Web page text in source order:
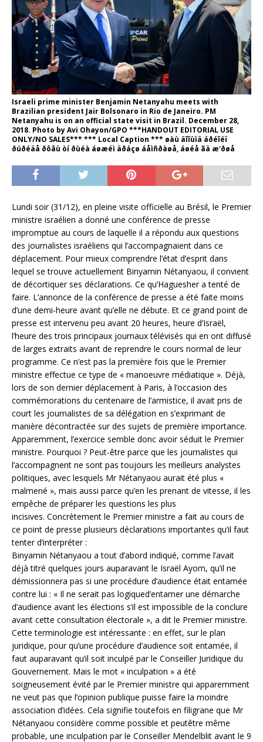
Israeli prime minister Benjamin Netanyahu meets with
Brazilian president Jair Bolsonaro in Rio de Janeiro. PM
Netanyahu is on an official state visit in Brazil. December 28,
2018. Photo by Avi Ohayon/GPO ***HANDOUT EDITORIAL USE
ONLY/NO SALES*** *** Local Caption *** øàù äîîùìä áðéîéï
ðúðéäå ðôâù òí ðùéà áøæéì äðáçø áåìñðàøå, áøéå ãä æ'ðøå
Lundi soir (31/12), en pleine visite officielle au Brésil, le Premier
ministre israélien a donné une conférence de presse
impromptue au cours de laquelle il a répondu aux questions
des journalistes israéliens qui l’accompagnaient dans ce
déplacement. Pour mieux comprendre l’état d’esprit dans
lequel se trouve actuellement Binyamin Nétanyaou, il convient
de décortiquer ses déclarations. Ce qu’Haguesher a tenté de
faire. L’annonce de la conférence de presse a été faite moins
d’une demi-heure avant qu’elle ne débute. Et ce grand point de
presse est intervenu peu avant 20 heures, heure d’Israël,
l’heure des trois principaux journaux télévisés qui en ont diffusé
de larges extraits avant de reprendre le cours normal de leur
programme. Ce n’est pas la première fois que le Premier
ministre effectue ce type de « manoeuvre médiatique ». Déjà,
lors de son dernier déplacement à Paris, à l’occasion des
commémorations du centenaire de l’armistice, il avait pris de
court les journalistes de sa délégation en s’exprimant de
manière décontractée sur des sujets de première importance.
Apparemment, l’exercice semble donc avoir séduit le Premier
ministre. Pourquoi ? Peut-être parce que les journalistes qui
l’accompagnent ne sont pas toujours les meilleurs analystes
politiques, avec lesquels Mr Nétanyaou aurait été plus «
malmené », mais aussi parce qu’en les prenant de vitesse, il les
empêche de préparer les questions les plus
incisives. Concrètement le Premier ministre a fait au cours de
ce point de presse plusieurs déclarations importantes qu’il faut
tenter d’interpréter :
Binyamin Nétanyaou a tout d’abord indiqué, comme l’avait
déjà titré quelques jours auparavant le Israël Ayom, qu’il ne
démissionnera pas si une procédure d’audience était entamée
contre lui : « Il ne serait pas logiqued’entamer une démarche
d’audience avant les élections s’il est impossible de la conclure
avant cette consultation électorale », a dit le Premier ministre.
Cette terminologie est intéressante : en effet, sur le plan
juridique, pour qu’une procédure d’audience soit entamée, il
faut auparavant qu’il soit inculpé par le Conseiller Juridique du
Gouvernement. Mais le mot « inculpation » a été
soigneusement évité par le Premier ministre qui apparemment
ne veut pas que l’opinion publique puisse faire la moindre
association d’idées. Cela signifie toutefois en filigrane que Mr
Nétanyaou considère comme possible et peutêtre même
probable, une inculpation par le Conseiller Mendelblit avant le 9